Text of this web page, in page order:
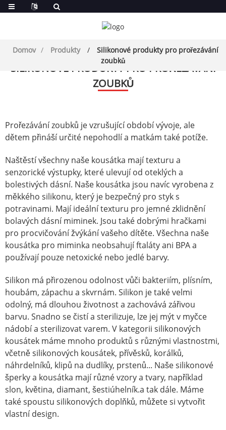
Domov Produkty
Silikonové produkty pro prořezávání
zoubků
SILIKONOVÉ PRODUKTY PRO PROŘEZÁVÁNÍ
ZOUBKŮ
Prořezávání zoubků je vzrušující období vývoje, ale
dětem přináší určité nepohodlí a matkám také potíže.
Naštěstí všechny naše kousátka mají texturu a
senzorické výstupky, které ulevují od oteklých a
bolestivých dásní. Naše kousátka jsou navíc vyrobena z
měkkého silikonu, který je bezpečný pro styk s
potravinami. Mají ideální texturu pro jemné zklidnění
bolavých dásní miminek. Jsou také dobrými hračkami
pro procvičování žvýkání vašeho dítěte. Všechna naše
kousátka pro miminka neobsahují ftaláty ani BPA a
používají pouze netoxické nebo jedlé barvy.
Silikon má přirozenou odolnost vůči bakteriím, plísním,
houbám, zápachu a skvrnám. Silikon je také velmi
odolný, má dlouhou životnost a zachovává zářivou
barvu. Snadno se čistí a sterilizuje, lze jej mýt v myčce
nádobí a sterilizovat varem. V kategorii silikonových
kousátek máme mnoho produktů s různými vlastnostmi,
včetně silikonových kousátek, přívěsků, korálků,
náhrdelníků, klipů na dudlíky, prstenů... Naše silikonové
šperky a kousátka mají různé vzory a tvary, například
slon, květina, diamant, šestiúhelník.a tak dále. Máme
také spoustu silikonových doplňků, můžete si vytvořit
vlastní design.